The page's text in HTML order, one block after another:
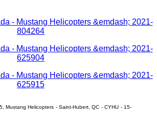
Mustang Helicopters - Saint-Hubert, QC - CYHU - 15-